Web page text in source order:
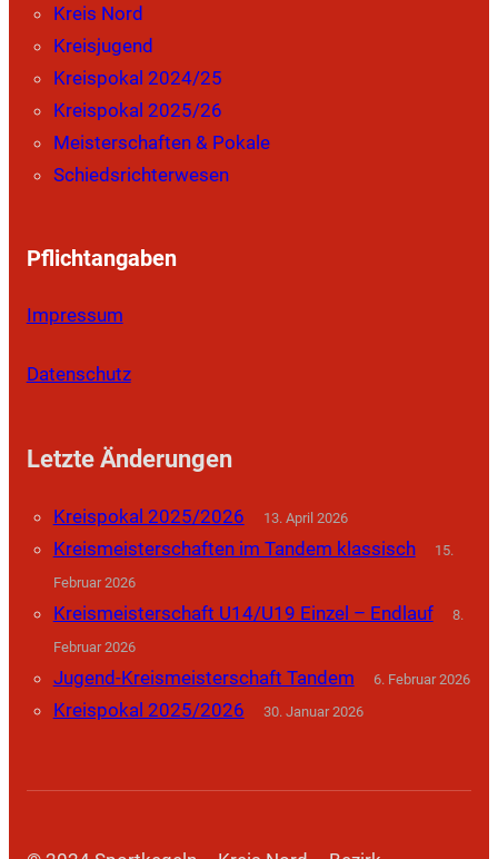
Kreis Nord
Kreisjugend
Kreispokal 2024/25
Kreispokal 2025/26
Meisterschaften & Pokale
Schiedsrichterwesen
Pflichtangaben
Impressum
Datenschutz
Letzte Änderungen
Kreispokal 2025/2026 13. April 2026
Kreismeisterschaften im Tandem klassisch
15.
Februar 2026
Kreismeisterschaft U14/U19 Einzel – Endlauf
8.
Februar 2026
Jugend-Kreismeisterschaft Tandem 6. Februar 2026
Kreispokal 2025/2026 30. Januar 2026